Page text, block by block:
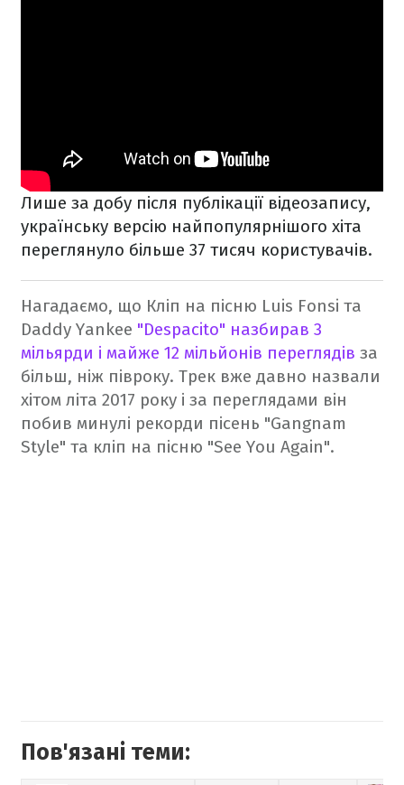
Лише за добу після публікації відеозапису,
українську версію найпопулярнішого хіта
переглянуло більше 37 тисяч користувачів.
Нагадаємо, що Кліп на пісню Luis Fonsi та
Daddy Yankee "Despacito" назбирав 3
мільярди і майже 12 мільйонів переглядів за
більш, ніж півроку. Трек вже давно назвали
хітом літа 2017 року і за переглядами він
побив минулі рекорди пісень "Gangnam
Style" та кліп на пісню "See You Again".
Пов'язані теми: